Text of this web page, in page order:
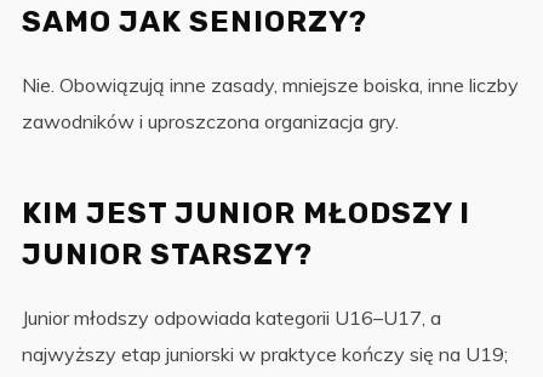
SAMO JAK SENIORZY?
Nie. Obowiązują inne zasady, mniejsze boiska, inne liczby
zawodników i uproszczona organizacja gry.
KIM JEST JUNIOR MŁODSZY I
JUNIOR STARSZY?
Junior młodszy odpowiada kategorii U16–U17, a
najwyższy etap juniorski w praktyce kończy się na U19;